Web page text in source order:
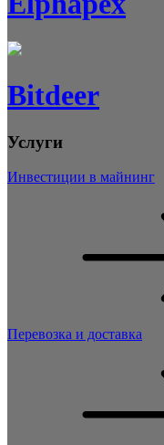
Bitdeer
Услуги
Инвестиции в майнинг
Перевозка и доставка